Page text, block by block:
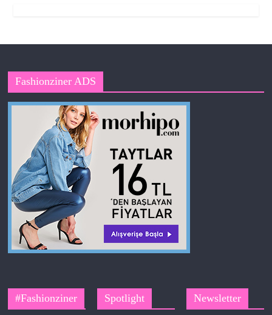
Fashionziner ADS
#Fashionziner Spotlight Newsletter